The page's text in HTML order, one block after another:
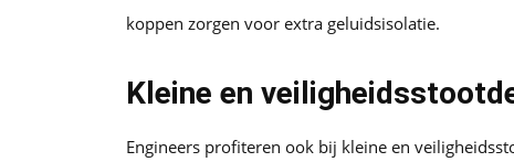
koppen zorgen voor extra geluidsisolatie.
Kleine en
Engineers profiteren ook bij kleine en